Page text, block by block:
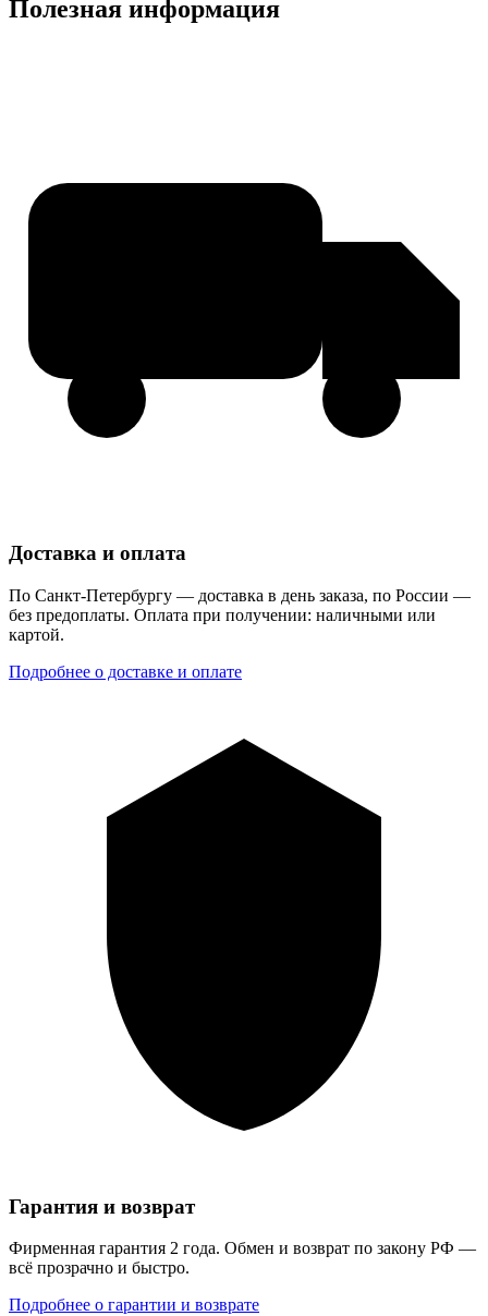
Полезная информация
Доставка и оплата
По Санкт-Петербургу — доставка в день заказа, по России —
без предоплаты. Оплата при получении: наличными или
картой.
Подробнее о доставке и оплате
Гарантия и возврат
Фирменная гарантия 2 года. Обмен и возврат по закону РФ —
всё прозрачно и быстро.
Подробнее о гарантии и возврате